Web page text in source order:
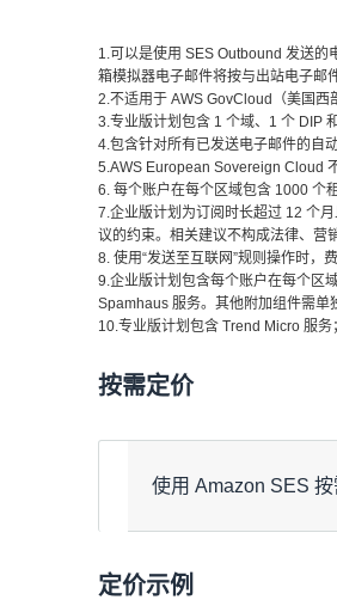
1.可以是使用 SES Outbound 发送的
箱模拟器电子邮件将按与出站电子邮
2.不适用于 AWS GovCloud（美国西
3.专业版计划包含 1 个域、1 个 DIP
4.包含针对所有已发送电子邮件的自
5.AWS European Sovereign Cloud
6. 每个账户在每个区域包含 1000 个
7.企业版计划为订阅时长超过 12 个
议的约束。相关建议不构成法律、营
8. 使用“发送至互联网”规则操作时，
9.企业版计划包含每个账户在每个区
Spamhaus 服务。其他附加组件需单
10.专业版计划包含 Trend Micro 服
按需定价
使用 Amazon SES
按需定价
定价示例